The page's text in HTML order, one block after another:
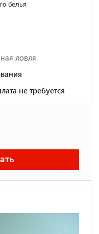
белья
ловля
не требуется